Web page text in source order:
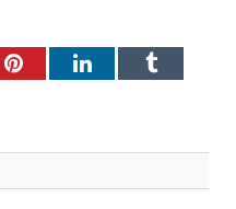
PinterestLinkedInTumblr